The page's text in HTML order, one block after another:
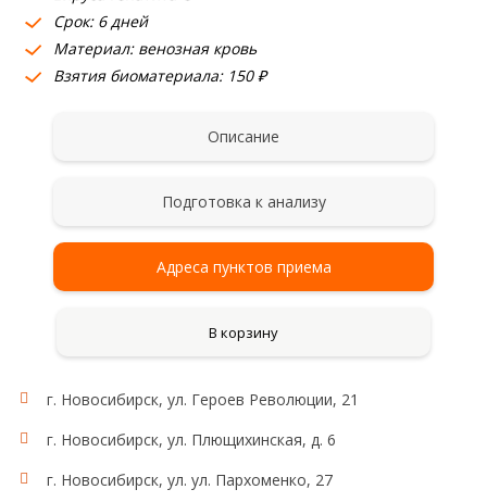
Где сдать
Партнерам
Срок: 6 дней
Материал: венозная кровь
Взятия биоматериала: 150 ₽
Описание
Подготовка к анализу
Адреса пунктов приема
В корзину
г. Новосибирск, ул. Героев Революции, 21
г. Новосибирск, ул. Плющихинская, д. 6
г. Новосибирск, ул. ул. Пархоменко, 27